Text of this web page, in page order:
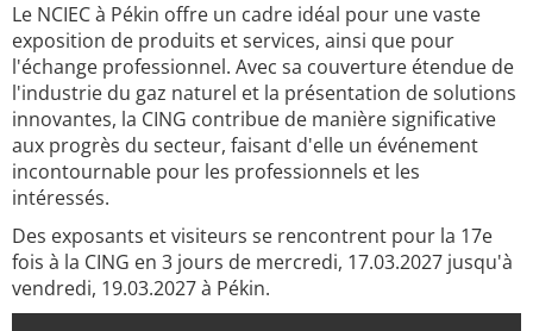
Le NCIEC à Pékin offre un cadre idéal pour une vaste
exposition de produits et services, ainsi que pour
l'échange professionnel. Avec sa couverture étendue de
l'industrie du gaz naturel et la présentation de solutions
innovantes, la CING contribue de manière significative
aux progrès du secteur, faisant d'elle un événement
incontournable pour les professionnels et les
intéressés.
Des exposants et visiteurs se rencontrent pour la 17e
fois à la CING en 3 jours de mercredi, 17.03.2027 jusqu'à
vendredi, 19.03.2027 à Pékin.